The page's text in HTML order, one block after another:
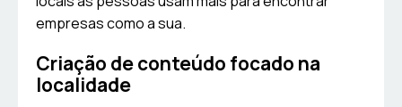
empresas como a sua.
Criação de conteúdo focado na
localidade